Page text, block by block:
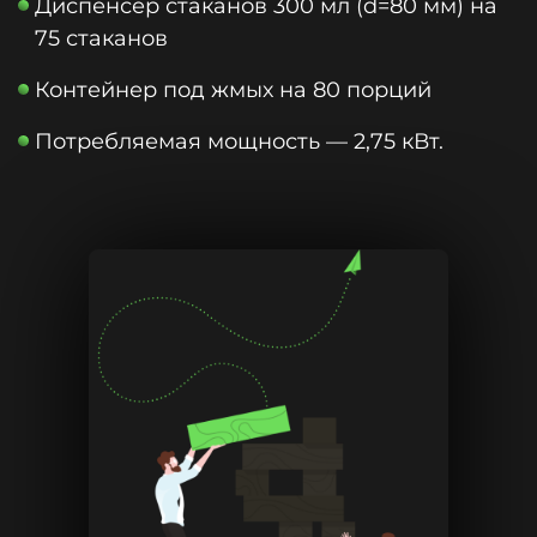
Диспенсер стаканов 300 мл (d=80 мм) на
75 стаканов
Контейнер под жмых на 80 порций
Потребляемая мощность — 2,75 кВт.